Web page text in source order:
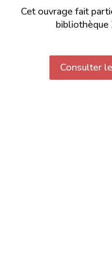
Cet ouvrage fait
bibliothèque
Consulter